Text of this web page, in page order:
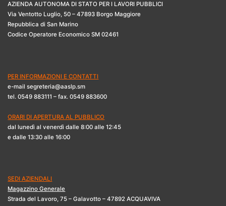
AZIENDA AUTONOMA DI STATO PER I LAVORI PUBBLICI
Via Ventotto Luglio, 50 – 47893 Borgo Maggiore
Repubblica di San Marino
Codice Operatore Economico SM 02461
PER INFORMAZIONI E CONTATTI
e-mail segreteria@aaslp.sm
tel. 0549 883111 – fax. 0549 883600
ORARI DI APERTURA AL PUBBLICO
dal lunedì al venerdì dalle 8:00 alle 12:45
e dalle 13:30 alle 16:00
SEDI AZIENDALI
Magazzino Generale
Strada del Lavoro, 75 – Galavotto – 47892 ACQUAVIVA